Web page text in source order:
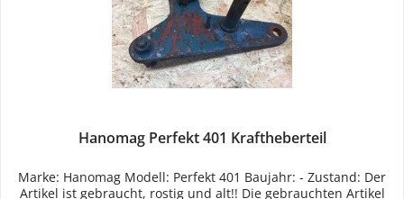
Hanomag Perfekt 401 Kraftheberteil
Marke: Hanomag Modell: Perfekt 401 Baujahr: - Zustand: Der
Artikel ist gebraucht, rostig und alt!! Die gebrauchten Artikel